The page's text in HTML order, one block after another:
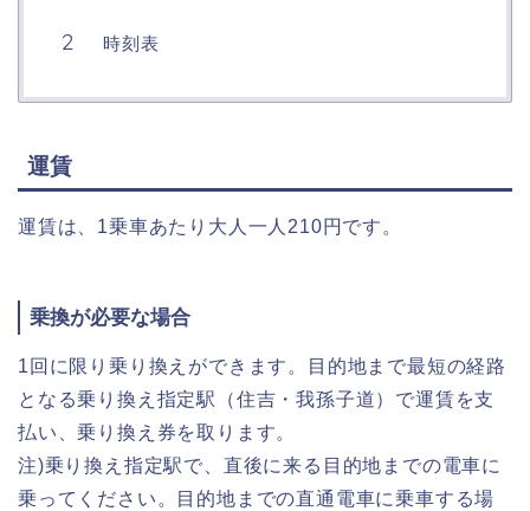
時刻表
運賃
運賃は、1乗車あたり大人一人210円です。
乗換が必要な場合
1回に限り乗り換えができます。目的地まで最短の経路
となる乗り換え指定駅（住吉・我孫子道）で運賃を支
払い、乗り換え券を取ります。
注)乗り換え指定駅で、直後に来る目的地までの電車に
乗ってください。目的地までの直通電車に乗車する場